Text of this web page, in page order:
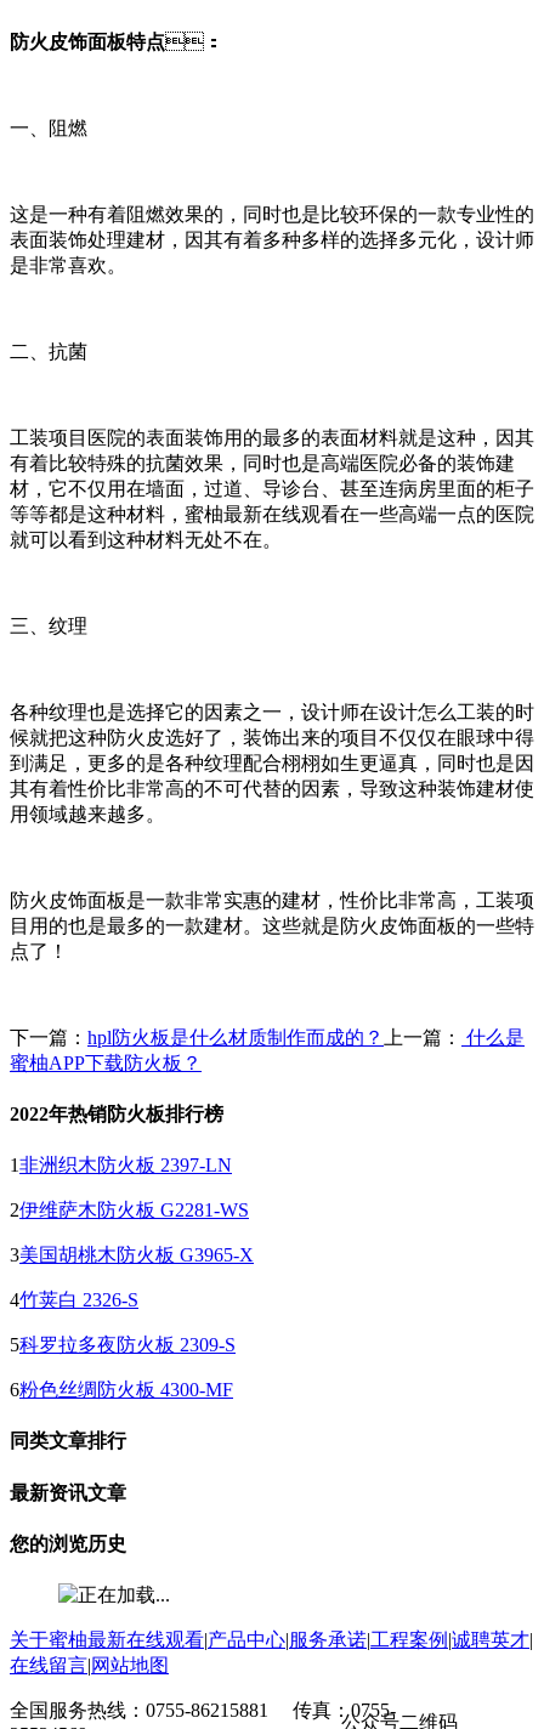
防火皮饰面板特点：
一、阻燃
这是一种有着阻燃效果的，同时也是比较环保的一款专业性的
表面装饰处理建材，因其有着多种多样的选择多元化，设计师
是非常喜欢。
二、抗菌
工装项目医院的表面装饰用的最多的表面材料就是这种，因其
有着比较特殊的抗菌效果，同时也是高端医院必备的装饰建
材，它不仅用在墙面，过道、导诊台、甚至连病房里面的柜子
等等都是这种材料，蜜柚最新在线观看在一些高端一点的医院
就可以看到这种材料无处不在。
三、纹理
各种纹理也是选择它的因素之一，设计师在设计怎么工装的时
候就把这种防火皮选好了，装饰出来的项目不仅仅在眼球中得
到满足，更多的是各种纹理配合栩栩如生更逼真，同时也是因
其有着性价比非常高的不可代替的因素，导致这种装饰建材使
用领域越来越多。
防火皮饰面板是一款非常实惠的建材，性价比非常高，工装项
目用的也是最多的一款建材。这些就是防火皮饰面板的一些特
点了！
下一篇： hpl防火板是什么材质制作而成的？ 上一篇：
什么是
蜜柚APP下载防火板？
2022年热销防火板排行榜
1非洲织木防火板 2397-LN
2伊维萨木防火板 G2281-WS
3美国胡桃木防火板 G3965-X
4竹荚白 2326-S
5科罗拉多夜防火板 2309-S
6粉色丝绸防火板 4300-MF
同类文章排行
最新资讯文章
您的浏览历史
关于蜜柚最新在线观看|产品中心|服务承诺|工程案例 |诚聘英才|
在线留言|网站地图
公众号二维码
全国服务热线：0755-86215881 传真：0755-